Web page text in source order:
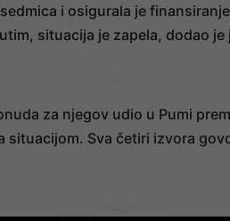
i osigurala je
situacija je zapela, dodao je
za njegov udio u Pumi
situacijom. Sva četiri izvora